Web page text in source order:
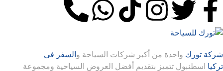
شركة تورك واحدة من أكبر شركات السياحة و السفر فى
تركيا اسطنبول تتميز بتقديم أفضل العروض السياحية ومجموعة